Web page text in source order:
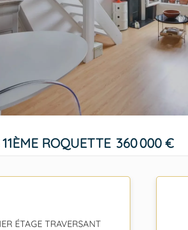
ROQUETTE 360 000 €
ÉTAGE TRAVERSANT